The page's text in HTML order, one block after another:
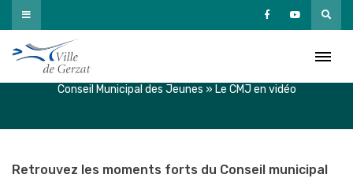
Passer
au
contenu
Accueil»Vivre à Gerzat
Conseil Municipal des Jeunes » Le CMJ en vidéo
Retrouvez les moments forts du Conseil municipal